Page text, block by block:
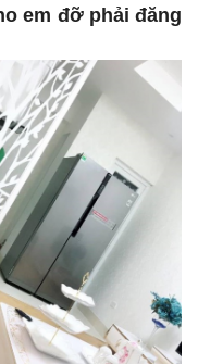
em đỡ phải đăng